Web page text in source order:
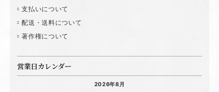
支払いについて
配送・送料について
著作権について
営業日カレンダー
2026年8月